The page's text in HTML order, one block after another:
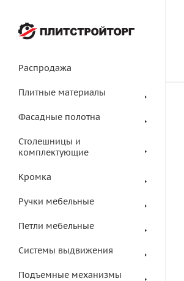
Распродажа
Плитные материалы
Фасадные полотна
Столешницы и
комплектующие
Кромка
Ручки мебельные
Петли мебельные
Системы выдвижения
Подъемные механизмы